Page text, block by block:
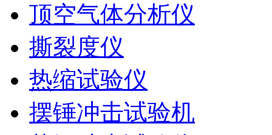
顶空气体分析仪
撕裂度仪
热缩试验仪
摆锤冲击试验机